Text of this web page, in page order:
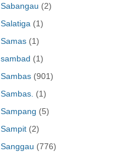
Sabangau (2)
Salatiga (1)
Samas (1)
sambad (1)
Sambas (901)
Sambas. (1)
Sampang (5)
Sampit (2)
Sanggau (776)